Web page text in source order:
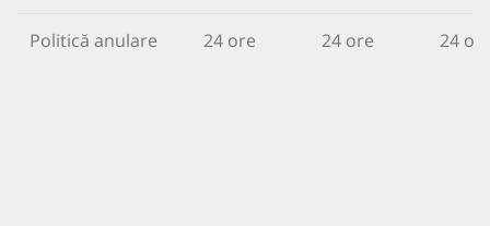
Politică anulare 24 ore 24 ore 24